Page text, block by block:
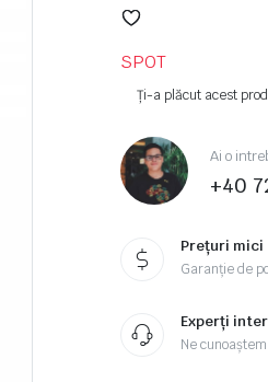
SPOT
Ți-a plăcut acest
Ai o
+40
Prețuri mici
Garanție de
Experți
Ne